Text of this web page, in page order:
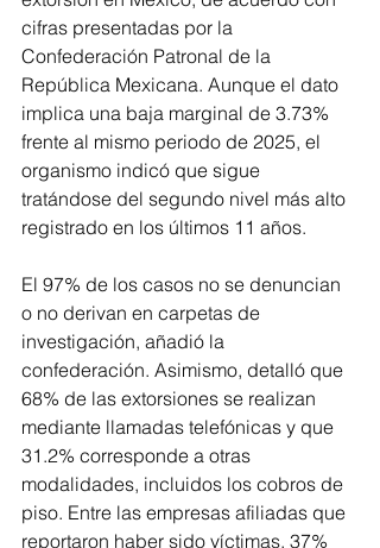
cifras presentadas por la
Confederación Patronal de la
República Mexicana. Aunque el dato
implica una baja marginal de 3.73%
frente al mismo periodo de 2025, el
organismo indicó que sigue
tratándose del segundo nivel más alto
registrado en los últimos 11 años.
El 97% de los casos no se denuncian
o no derivan en carpetas de
investigación, añadió la
confederación. Asimismo, detalló que
68% de las extorsiones se realizan
mediante llamadas telefónicas y que
31.2% corresponde a otras
modalidades, incluidos los cobros de
piso. Entre las empresas afiliadas que
reportaron haber sido víctimas, 37%